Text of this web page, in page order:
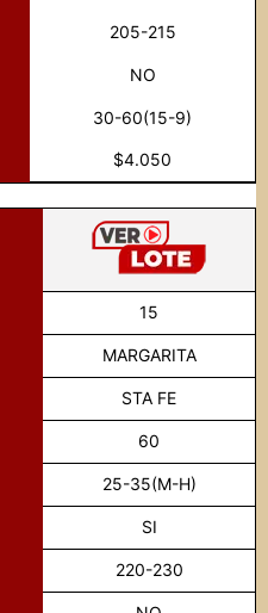
205-215
NO
30-60(15-9)
$4.050
15
MARGARITA
STA FE
60
25-35(M-H)
SI
220-230